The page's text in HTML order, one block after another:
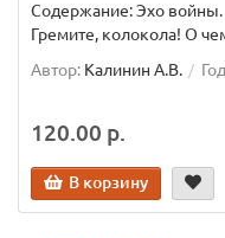
Содержание: Эхо войны.
Гремите, колокола! О
Автор: Калинин А.В.
120.00 р.
В корзину